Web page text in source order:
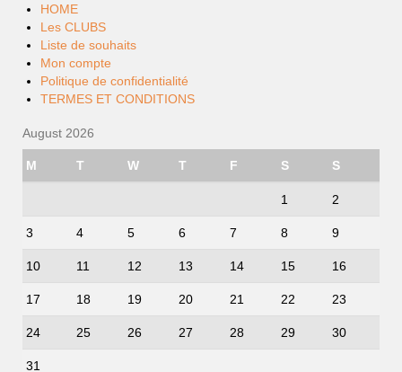
HOME
Les CLUBS
Liste de souhaits
Mon compte
Politique de confidentialité
TERMES ET CONDITIONS
August 2026
M T W T F S S
1 2
3 4 5 6 7 8 9
10 11 12 13 14 15 16
17 18 19 20 21 22 23
24 25 26 27 28 29 30
31